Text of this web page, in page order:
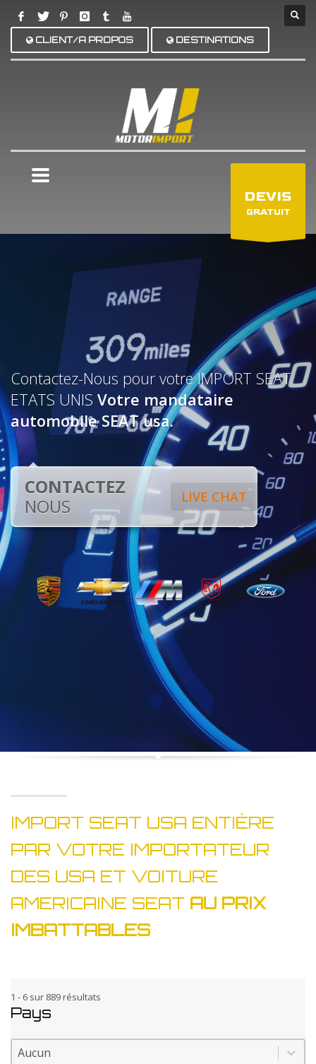
CLIENT/A PROPOS DESTINATIONS
DEVIS
GRATUIT
Contactez-Nous pour votre IMPORT SEAT
ETATS UNIS Votre mandataire
automobile SEAT usa.
LIVE CHAT
CONTACTEZ
NOUS
IMPORT SEAT USA ENTIÈRE
PAR VOTRE IMPORTATEUR
DES USA ET VOITURE
AMERICAINE SEAT AU PRIX
IMBATTABLES
1 - 6 sur 889 résultats
Pays
Pays
Pays